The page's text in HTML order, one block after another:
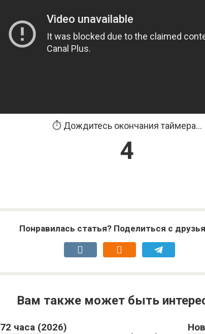
⏱️ Дождитесь окончания таймера...
4
Понравилась статья? Поделиться с
Вам также может быть
72 часа (2026)